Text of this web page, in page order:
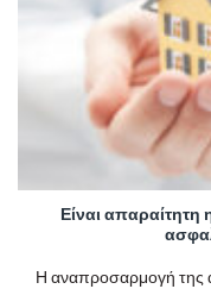
Είναι
Η αναπροσαρμογή της